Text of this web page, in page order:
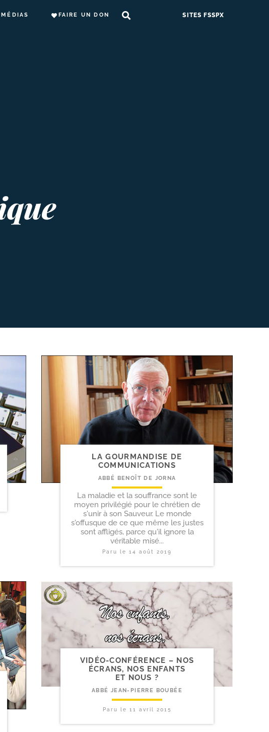
MÉDIAS FAIRE UN DON SITES FSSPX
LA GOURMANDISE DE
COMMUNICATIONS
ABBÉ BENOÎT DE JORNA
La maladie et la souffrance sont le
moyen privilégié pour le chrétien de
s'unir à son Sauveur. Le monde
s'offusque de ce que même les justes
sont affligés, parce qu'il ignore la
véritable misé...
Paru le 14 août 2019
VIDÉO-​CONFÉRENCE – NOS
ÉCRANS, NOS ENFANTS
ET NOUS ?
ABBÉ JEAN-PIERRE BOUBÉE
Paru le 11 avril 2015